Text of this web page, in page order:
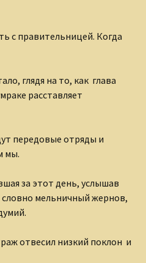
с правительницей. Когда
глядя на то, как глава
расставляет
передовые отряды и
мы.
за этот день, услышав
мельничный жернов,
отвесил низкий поклон и